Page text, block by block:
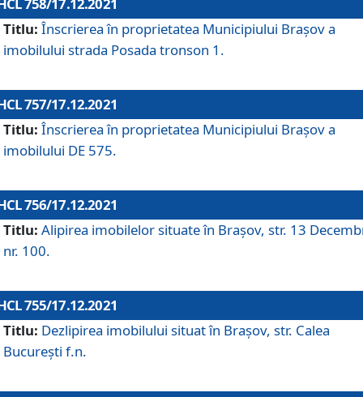
758/17.12.2021
Titlu: Înscrierea în proprietatea Municipiului Brașov a
imobilului strada Posada tronson 1.
757/17.12.2021
Titlu: Înscrierea în proprietatea Municipiului Brașov a
imobilului DE 575.
756/17.12.2021
Titlu: Alipirea imobilelor situate în Brașov, str. 13
nr. 100.
755/17.12.2021
Titlu: Dezlipirea imobilului situat în Brașov, str. Calea
București f.n.